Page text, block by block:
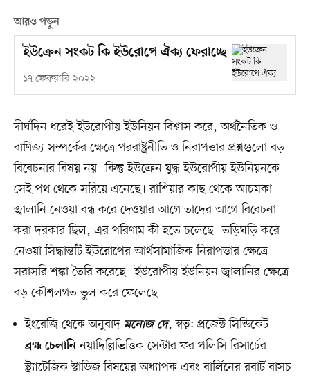
আরও পড়ুন
ইউক্রেন সংকট কি ইউরোপে ঐক্য ফেরাচ্ছে
১৭ ফেব্রুয়ারি ২০২২
দীর্ঘদিন ধরেই ইউরোপীয় ইউনিয়ন বিশ্বাস করে, অর্থনৈতিক ও
বাণিজ্য সম্পর্কের ক্ষেত্রে পররাষ্ট্রনীতি ও নিরাপত্তার প্রশ্নগুলো বড়
বিবেচনার বিষয় নয়। কিন্তু ইউক্রেন যুদ্ধ ইউরোপীয় ইউনিয়নকে
সেই পথ থেকে সরিয়ে এনেছে। রাশিয়ার কাছ থেকে আচমকা
জ্বালানি নেওয়া বন্ধ করে দেওয়ার আগে তাদের আগে বিবেচনা
করা দরকার ছিল, এর পরিণাম কী হতে চলেছে। তড়িঘড়ি করে
নেওয়া সিদ্ধান্তটি ইউরোপের আর্থসামাজিক নিরাপত্তার ক্ষেত্রে
সরাসরি শঙ্কা তৈরি করেছে। ইউরোপীয় ইউনিয়ন জ্বালানির ক্ষেত্রে
বড় কৌশলগত ভুল করে ফেলেছে।
ইংরেজি থেকে অনুবাদ মনোজ দে, স্বত্ব: প্রজেক্ট সিন্ডিকেট
ব্রহ্ম চেলানিনয়াদিল্লিভিত্তিক সেন্টার ফর পলিসি রিসার্চের
স্ট্র্যাটেজিক স্টাডিজ বিষয়ের অধ্যাপক এবং বার্লিনের রবার্ট বাসচ